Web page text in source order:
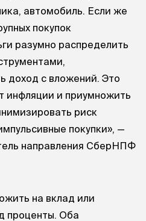
автомобиль. Если же
покупок
разумно распределить
доход с вложений. Это
инфляции и приумножить
риск
покупки», —
направления СберНПФ
на вклад или
проценты. Оба